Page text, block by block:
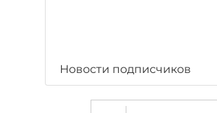
Новости подписчиков